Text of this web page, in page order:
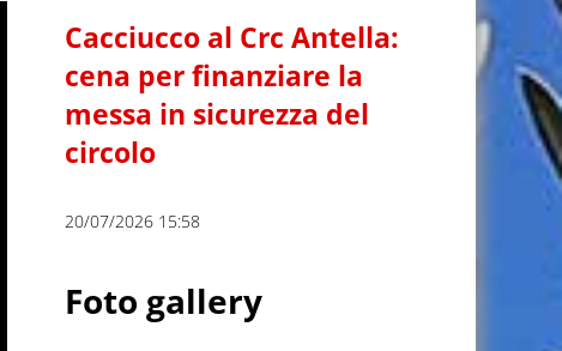
Cacciucco al Crc Antella:
cena per finanziare la
messa in sicurezza del
circolo
20/07/2026 15:58
Foto gallery